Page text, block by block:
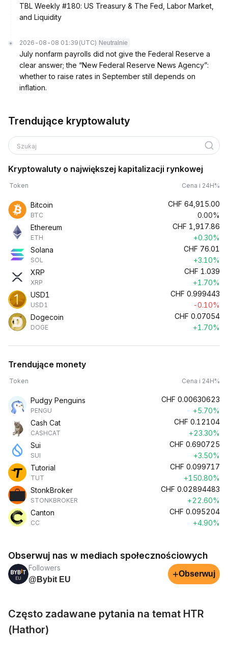
TBL Weekly #180: US Treasury & The Fed, Labor Market,
and Liquidity
2026-08-08 01:39 (UTC) Neutralnie
July nonfarm payrolls did not give the Federal Reserve a
clear answer; the “New Federal Reserve News Agency”:
whether to raise rates in September still depends on
inflation.
Trendujące kryptowaluty
Szukaj
Kryptowaluty o największej kapitalizacji rynkowej
Token Cena i 24H%
Bitcoin
BTC
CHF 64,915.00
0.00%
Ethereum
ETH
CHF 1,917.86
+0.30%
Solana
SOL
CHF 76.01
+3.10%
XRP
XRP
CHF 1.039
+1.70%
USD1
USD1
CHF 0.999443
-0.10%
Dogecoin
DOGE
CHF 0.07054
+1.70%
Trendujące monety
Token Cena i 24H%
Pudgy Penguins
PENGU
CHF 0.00630623
+5.70%
Cash Cat
CASHCAT
CHF 0.12104
+23.30%
Sui
SUI
CHF 0.690725
+3.50%
Tutorial
TUT
CHF 0.099717
+150.80%
StonkBroker
STONKBROKER
CHF 0.02894483
+22.60%
Canton
CC
CHF 0.095204
+4.90%
Obserwuj nas w mediach społecznościowych
Followers
@Bybit EU
+Obserwuj
Często zadawane pytania na temat HTR
(Hathor)